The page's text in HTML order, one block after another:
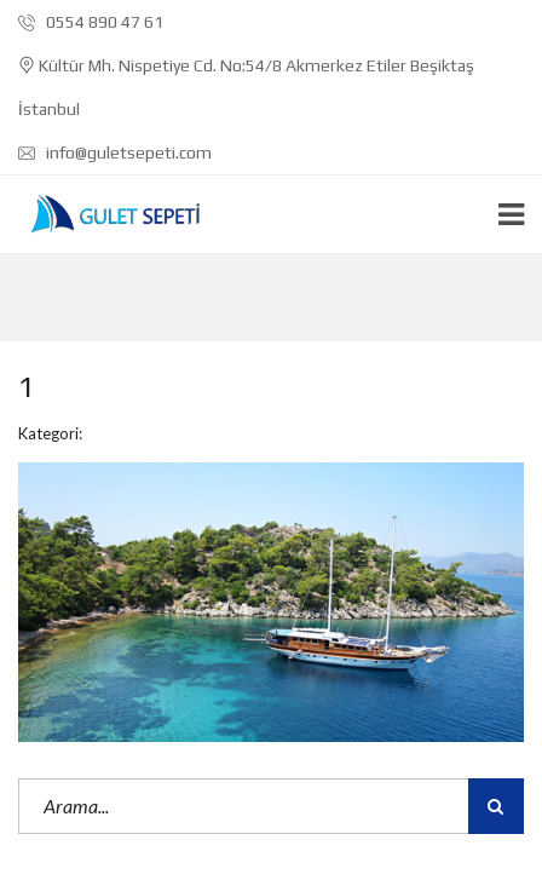
0554 890 47 61
Kültür Mh. Nispetiye Cd. No:54/8 Akmerkez Etiler Beşiktaş
İstanbul
info@guletsepeti.com
1
Kategori: